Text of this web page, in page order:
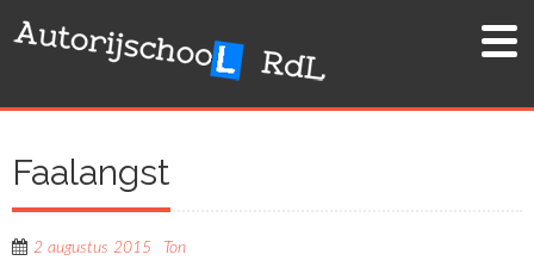
Skip
to
Faalangst
2 augustus 2015 Ton